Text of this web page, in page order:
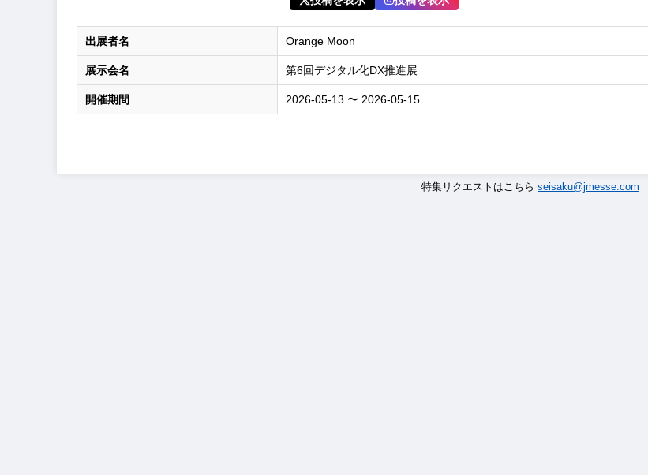
出展者名 Orange Moon
展示会名 第6回デジタル化DX推進展
開催期間 2026-05-13 〜 2026-05-15
特集リクエストはこちら seisaku@jmesse.com